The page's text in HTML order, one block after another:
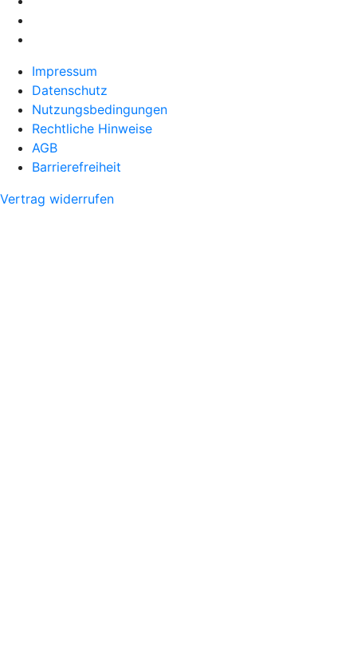
Impressum
Datenschutz
Nutzungsbedingungen
Rechtliche Hinweise
AGB
Barrierefreiheit
Vertrag widerrufen